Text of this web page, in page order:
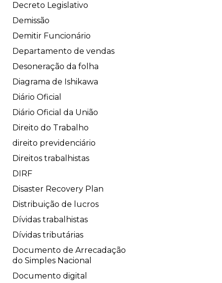
Decreto Legislativo
Demissão
Demitir Funcionário
Departamento de vendas
Desoneração da folha
Diagrama de Ishikawa
Diário Oficial
Diário Oficial da União
Direito do Trabalho
direito previdenciário
Direitos trabalhistas
DIRF
Disaster Recovery Plan
Distribuição de lucros
Dívidas trabalhistas
Dívidas tributárias
Documento de Arrecadação
do Simples Nacional
Documento digital